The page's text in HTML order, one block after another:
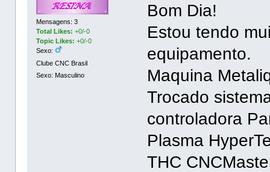
Mensagens: 3
Total Likes:+0/-0
Topic Likes: +0/-0
Sexo:
Clube CNC Brasil
Sexo: Masculino
Bom Dia!
Estou tendo
equipamento.
Maquina
Trocado
controladora
Plasma
THC